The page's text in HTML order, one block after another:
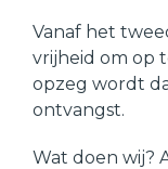
Vanaf het
vrijheid om op
opzeg wordt
ontvangst.
Wat doen wij?